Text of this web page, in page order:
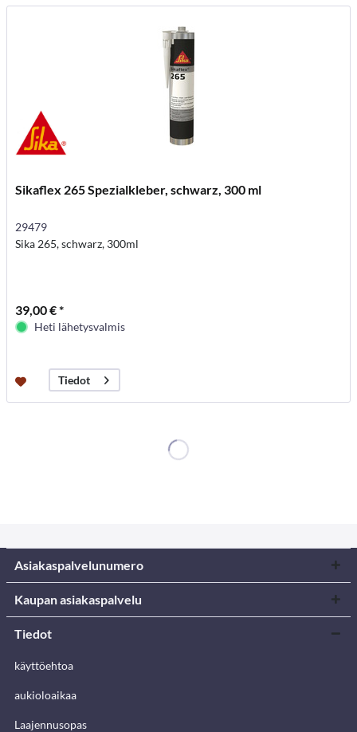
Sikaflex 265 Spezialkleber, schwarz, 300 ml
29479
Sika 265, schwarz, 300ml
39,00 € *
Heti lähetysvalmis
Tiedot
Asiakaspalvelunumero
Kaupan asiakaspalvelu
Tiedot
käyttöehtoa
aukioloaikaa
Laajennusopas